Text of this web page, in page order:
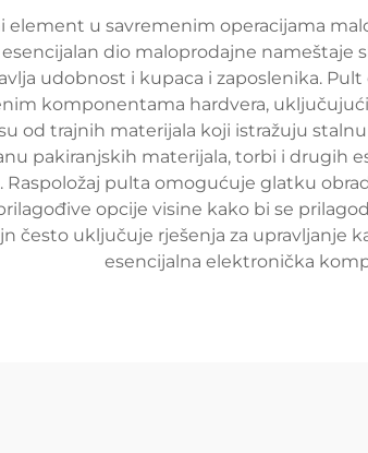
element u savremenim operacijama
dio maloprodajne
udobnost i kupaca i zaposlenika.
komponentama hardvera,
od trajnih materijala koji istražuju
pakiranjskih materijala, torbi i drugih
pulta omogućuje glatku
opcije visine kako bi se
često uključuje rješenja za upravljanje
esencijalna elektronička